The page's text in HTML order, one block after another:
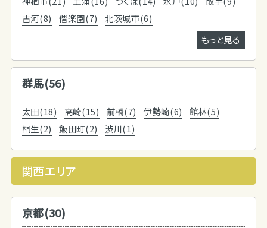
古河(8)
偕楽園(7)
北茨城市(6)
もっと見る
群馬(56)
太田(18) 高崎(15) 前橋(7) 伊勢崎(6)
館林(5)
桐生(2)
飯田町(2) 渋川(1)
関西エリア
京都(30)